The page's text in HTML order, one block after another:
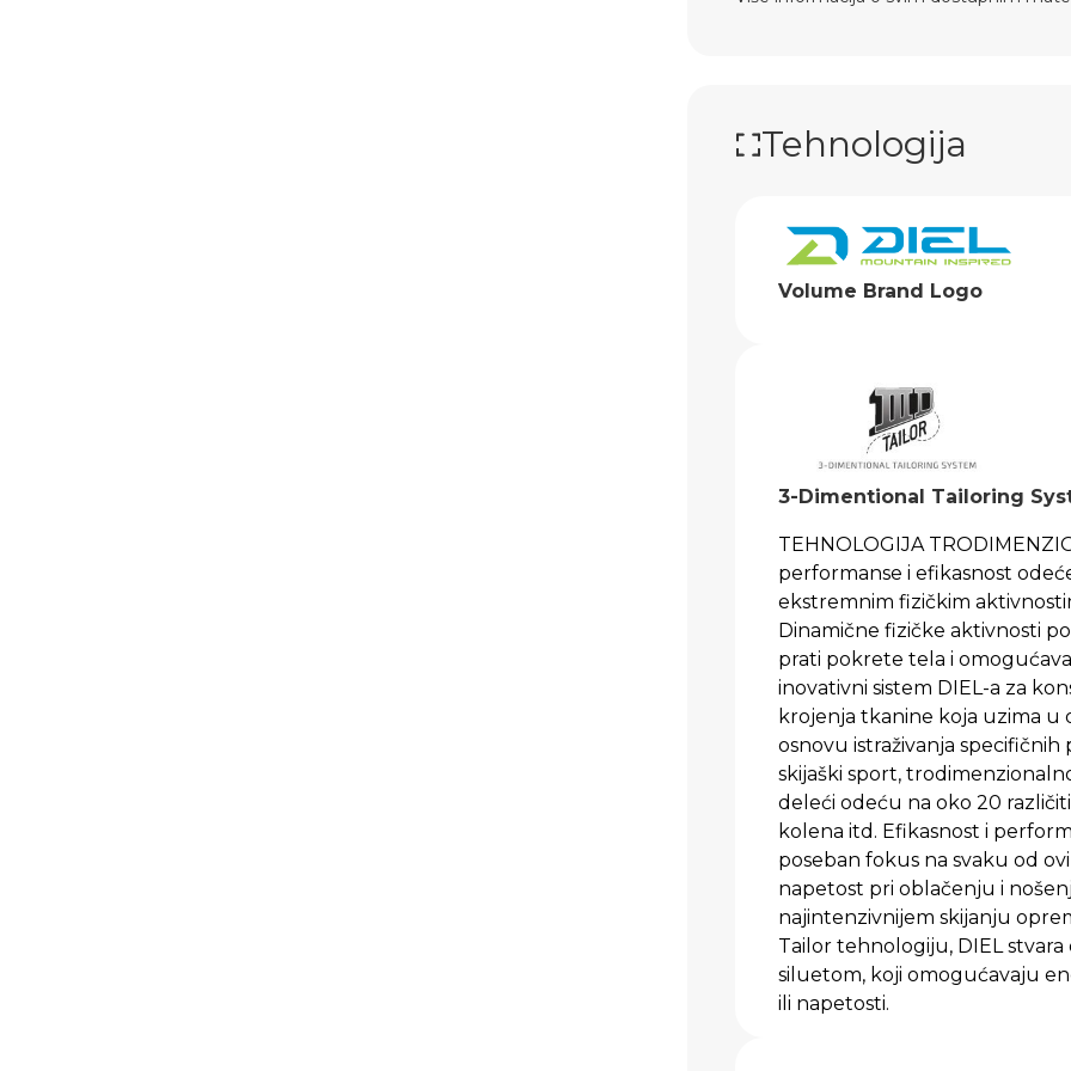
Tehnologija
Volume Brand Logo
3-Dimentional Tailoring
TEHNOLOGIJA
performanse i efikasnost
ekstremnim fizičkim
Dinamične fizičke aktivnosti
prati pokrete tela i
inovativni sistem DIEL-a za
krojenja tkanine koja uzima u
osnovu istraživanja
skijaški sport,
deleći odeću na oko 20
kolena itd. Efikasnost i
poseban fokus na svaku od
napetost pri oblačenju i
najintenzivnijem skijanju
Tailor tehnologiju, DIEL
siluetom, koji omogućavaju
ili napetosti.